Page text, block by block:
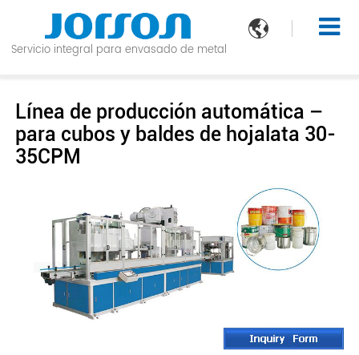

Servicio integral para envasado de metal
Línea de producción automática –
para cubos y baldes de hojalata 30-
35CPM